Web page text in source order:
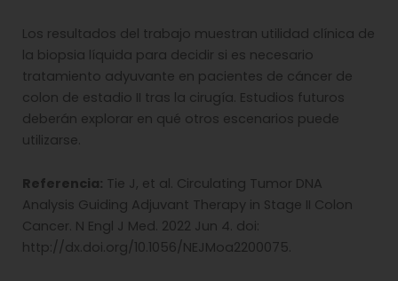
Los resultados del trabajo muestran utilidad clínica de
la biopsia líquida para decidir si es necesario
tratamiento adyuvante en pacientes de cáncer de
colon de estadio II tras la cirugía. Estudios futuros
deberán explorar en qué otros escenarios puede
utilizarse.
Referencia: Tie J, et al. Circulating Tumor DNA
Analysis Guiding Adjuvant Therapy in Stage II Colon
Cancer. N Engl J Med. 2022 Jun 4. doi:
http://dx.doi.org/10.1056/NEJMoa2200075.